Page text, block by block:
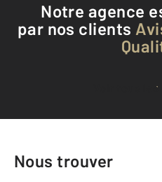
Notre agence
par nos clients
Voir tous
Nous trouver